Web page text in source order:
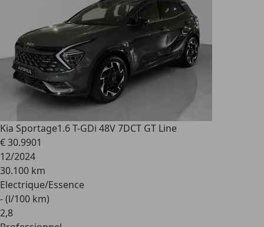
Kia Sportage1.6 T-GDi 48V 7DCT GT Line
€ 30.9901
12/2024
30.100 km
Electrique/Essence
- (l/100 km)
2,8